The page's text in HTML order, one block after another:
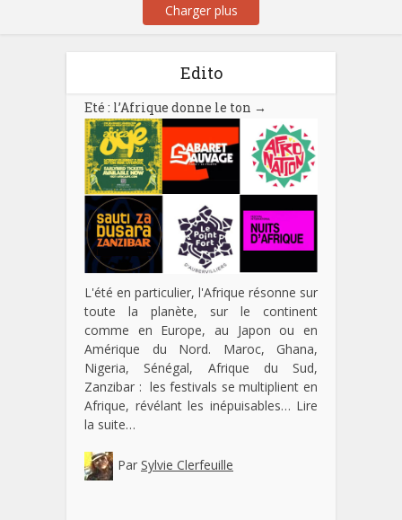
Charger plus
Edito
Eté : l’Afrique donne le ton →
L'été en particulier, l'Afrique résonne sur
toute la planète, sur le continent
comme en Europe, au Japon ou en
Amérique du Nord. Maroc, Ghana,
Nigeria, Sénégal, Afrique du Sud,
Zanzibar : les festivals se multiplient en
Afrique, révélant les inépuisables… Lire
la suite…
Par Sylvie Clerfeuille